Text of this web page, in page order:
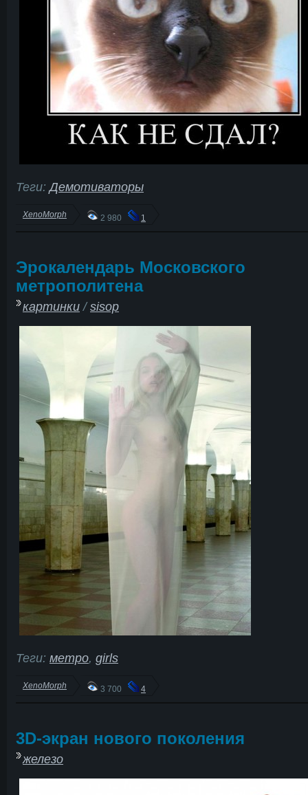
Теги:Демотиваторы
XenoMorph 2 980 1
Эрокалендарь Московского
метрополитена
картинки/sisop
Теги: метро, girls
XenoMorph 3 700 4
3D-экран нового поколения
железо